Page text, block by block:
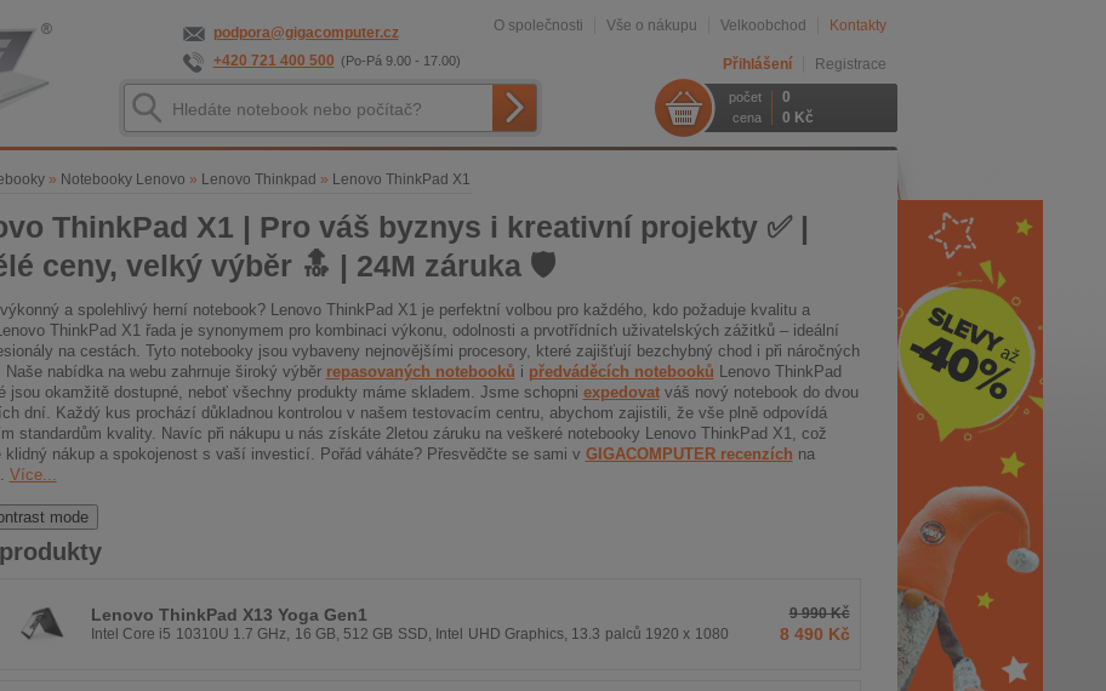
podpora@gigacomputer.cz
+420 721 400 500 (Po-Pá 9.00 - 17.00)
O společnosti Vše o nákupu Velkoobchod Kontakty
Přihlášení Registrace
počet 0
cena 0 Kč
» Notebooky Lenovo » Lenovo Thinkpad » Lenovo ThinkPad X1
ThinkPad X1 | Pro váš byznys i kreativní projekty ✅ |
ceny, velký výběr 🔝 | 24M záruka 🛡️
a spolehlivý herní notebook? Lenovo ThinkPad X1 je perfektní volbou pro každého, kdo požaduje kvalitu a
ThinkPad X1 řada je synonymem pro kombinaci výkonu, odolnosti a prvotřídních uživatelských zážitků – ideální
na cestách. Tyto notebooky jsou vybaveny nejnovějšími procesory, které zajišťují bezchybný chod i při náročných
Naše nabídka na webu zahrnuje široký výběr repasovaných notebooků i předváděcích notebooků Lenovo ThinkPad
jsou okamžitě dostupné, neboť všechny produkty máme skladem. Jsme schopni expedovatváš nový notebook do dvou
dní. Každý kus prochází důkladnou kontrolou v našem testovacím centru, abychom zajistili, že vše plně odpovídá
standardům kvality. Navíc při nákupu u nás získáte 2letou záruku na veškeré notebooky Lenovo ThinkPad X1, což
klidný nákup a spokojenost s vaší investicí. Pořád váháte? Přesvědčte se sami v GIGACOMPUTER recenzích na
Více...
mode
Lenovo ThinkPad X13 Yoga Gen1
Intel Core i5 10310U 1.7 GHz, 16 GB, 512 GB SSD, Intel UHD Graphics, 13.3 palců 1920 x 1080
9 990 Kč
8 490 Kč